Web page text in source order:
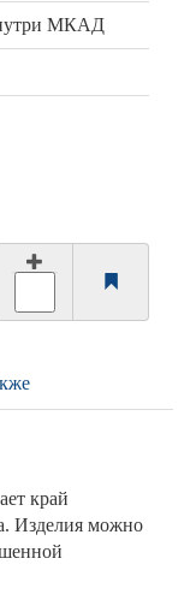
МКАД
край
Изделия можно